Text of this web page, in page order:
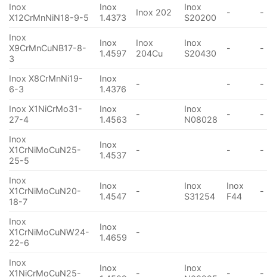
Inox
X12CrMnNiN18-9-5
Inox
1.4373
Inox 202
Inox
S20200
- -
Inox
X9CrMnCuNB17-8-
3
Inox
1.4597
Inox
204Cu
Inox
S20430
- -
Inox X8CrMnNi19-
6-3
Inox
1.4376
- - -
Inox X1NiCrMo31-
27-4
Inox
1.4563
-
Inox
N08028
- -
Inox
X1CrNiMoCuN25-
25-5
Inox
1.4537
- - -
Inox
X1CrNiMoCuN20-
18-7
Inox
1.4547
-
Inox
S31254
Inox
F44
-
Inox
X1CrNiMoCuNW24-
22-6
Inox
1.4659
-
Inox
X1NiCrMoCuN25-
Inox
-
Inox
- -